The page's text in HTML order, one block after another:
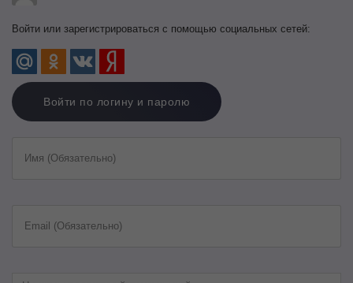
Войти или зарегистрироваться с помощью социальных сетей:
Войти по логину и паролю
Имя (Обязательно)
Email (Обязательно)